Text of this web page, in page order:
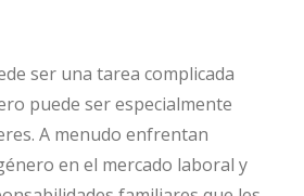
ser una tarea complicada
puede ser especialmente
A menudo enfrentan
en el mercado laboral y